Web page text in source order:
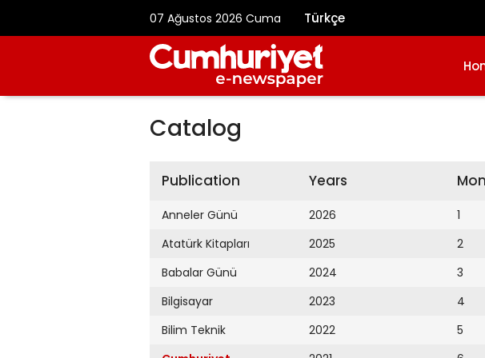
07 Ağustos 2026 Cuma Türkçe
Catalog
Publication
Anneler Günü
Atatürk Kitapları
Babalar Günü
Bilgisayar
Bilim Teknik
Years
2026
2025
2024
2023
2022
1
2
3
4
5